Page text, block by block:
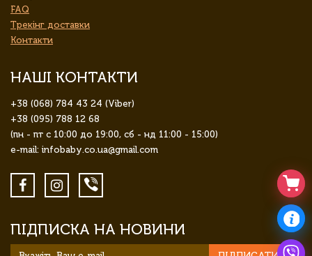
FAQ
Трекінг доставки
Контакти
НАШІ КОНТАКТИ
+38 (068) 784 43 24 (Viber)
+38 (095) 788 12 68
(пн - пт с 10:00 до 19:00, сб - нд 11:00 - 15:00)
e-mail: infobaby.co.ua@gmail.com
ПІДПИСКА НА НОВИНИ